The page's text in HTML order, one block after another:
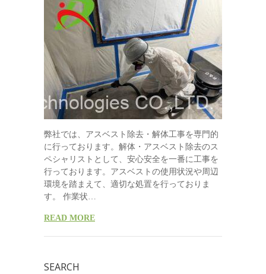
弊社では、アスベスト除去・解体工事を専門的
に行っております。解体・アスベスト除去のス
ペシャリストとして、安心安全を一番に工事を
行っております。アスベストの使用状況や周辺
環境を踏まえて、適切な処置を行っておりま
す。 作業状…
READ MORE
SEARCH